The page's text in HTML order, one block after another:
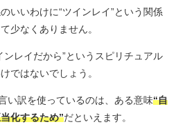
いいわけに“ツインレイ”という関係
少なくありません。
ンレイだから”というスピリチュアル
ではないでしょう。
い訳を使っているのは、ある意味“自
化するため”だといえます。